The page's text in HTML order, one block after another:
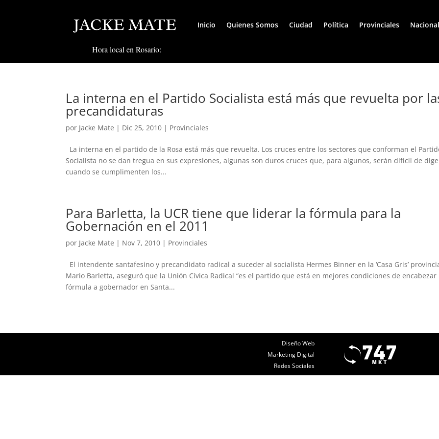
Inicio Quienes Somos Ciudad Política Provinciales
Hora local en Rosario:
La interna en el Partido Socialista está más que revuelta por
precandidaturas
por Jacke Mate | Dic 25, 2010 | Provinciales
La interna en el partido de la Rosa está más que revuelta. Los cruces entre los sectores que conforman el
Socialista no se dan tregua en sus expresiones, algunas son duros cruces que, para algunos, serán difícil de
cuando se cumplimenten los...
Para Barletta, la UCR tiene que liderar la fórmula para la
Gobernación en el 2011
por Jacke Mate | Nov 7, 2010 | Provinciales
El intendente santafesino y precandidato radical a suceder al socialista Hermes Binner en la ‘Casa Gris’
Mario Barletta, aseguró que la Unión Cívica Radical “es el partido que está en mejores condiciones de encabezar
fórmula a gobernador en Santa...
Diseño Web
Marketing Digital
Redes Sociales